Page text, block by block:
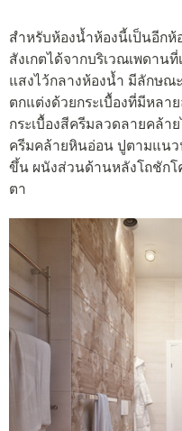
สำหรับห้องน้ำห้องนี้เป็นอีกห้
สังเกตได้จากบริเวณเพดาน
แสงไว้กลางห้องน้ำ มีลักษณ
ตกแต่งด้วยกระเบื้องที่มีหล
กระเบื้องสีครีมลวดลายคล้า
ครีมคล้ายหินอ่อน ปูตามแน
ขึ้น ผนังส่วนด้านหลังโถชัก
ตา